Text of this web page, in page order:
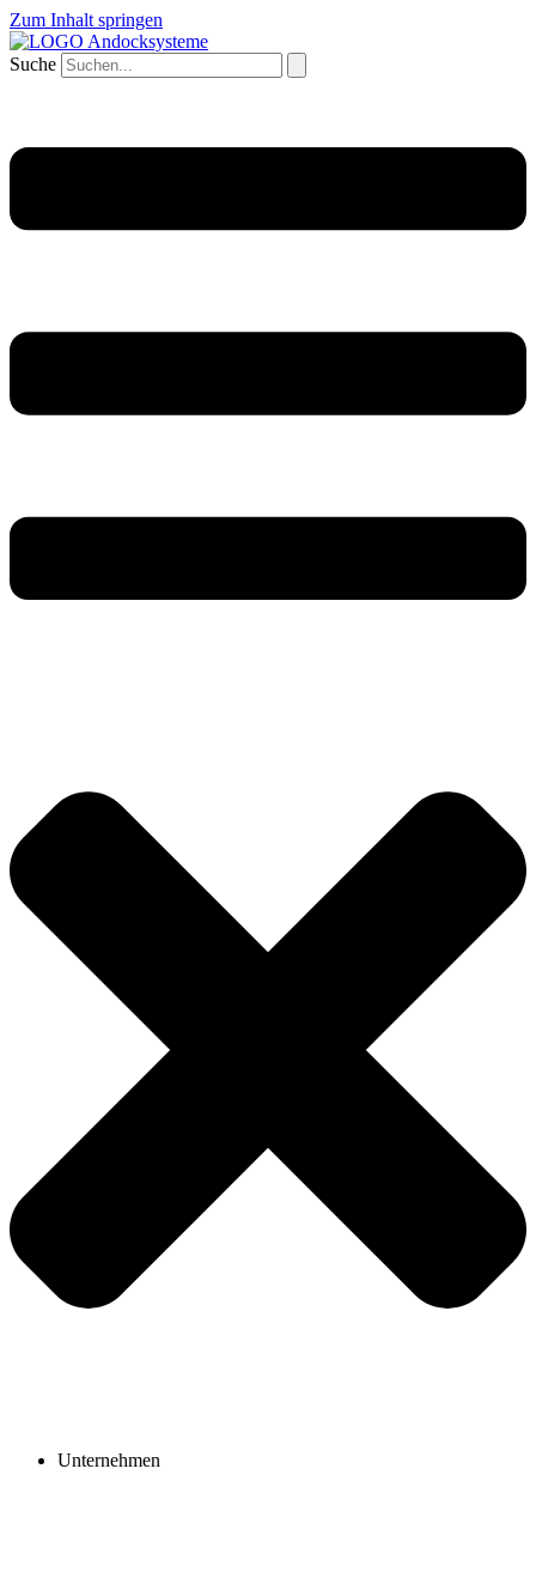
Zum Inhalt springen
Suche
Unternehmen